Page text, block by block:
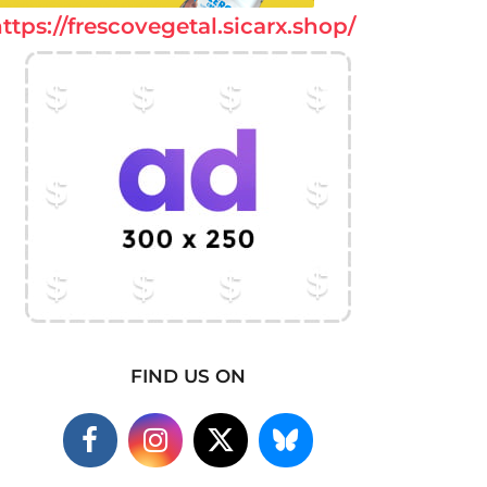
frescovegetal.sicarx.shop/
FIND US ON